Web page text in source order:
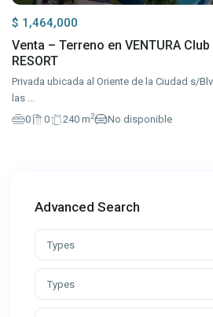
$ 1,464,000
Venta – Terreno en VENTURA
RESORT
Privada ubicada al Oriente de la Ciudad s/
las ...
0
0 240 m2 No disponible
Advanced Search
Types
Types